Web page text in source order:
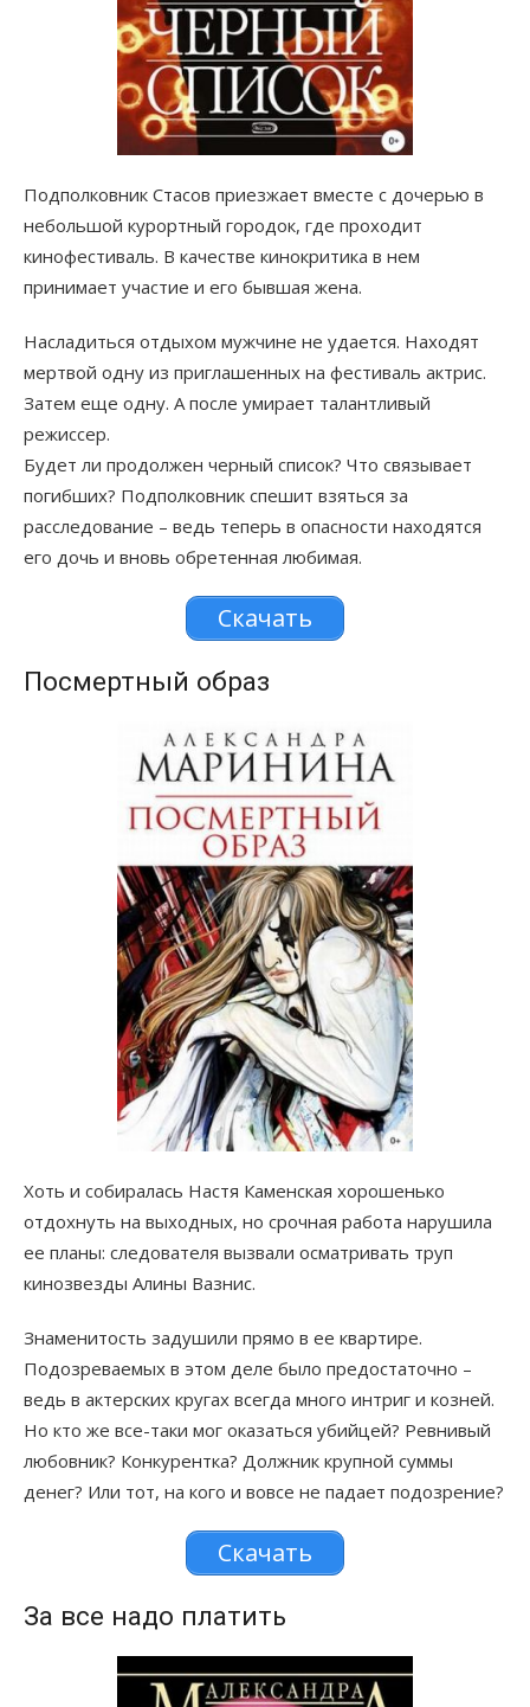
Подполковник Стасов приезжает вместе с дочерью в
небольшой курортный городок, где проходит
кинофестиваль. В качестве кинокритика в нем
принимает участие и его бывшая жена.
Насладиться отдыхом мужчине не удается. Находят
мертвой одну из приглашенных на фестиваль актрис.
Затем еще одну. А после умирает талантливый
режиссер.
Будет ли продолжен черный список? Что связывает
погибших? Подполковник спешит взяться за
расследование – ведь теперь в опасности находятся
его дочь и вновь обретенная любимая.
Скачать
Посмертный образ
Хоть и собиралась Настя Каменская хорошенько
отдохнуть на выходных, но срочная работа нарушила
ее планы: следователя вызвали осматривать труп
кинозвезды Алины Вазнис.
Знаменитость задушили прямо в ее квартире.
Подозреваемых в этом деле было предостаточно –
ведь в актерских кругах всегда много интриг и козней.
Но кто же все-таки мог оказаться убийцей? Ревнивый
любовник? Конкурентка? Должник крупной суммы
денег? Или тот, на кого и вовсе не падает подозрение?
Скачать
За все надо платить